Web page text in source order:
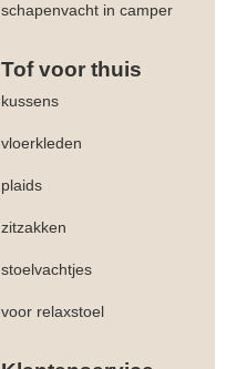
schapenvacht in camper
Tof voor thuis
kussens
vloerkleden
plaids
zitzakken
stoelvachtjes
voor relaxstoel